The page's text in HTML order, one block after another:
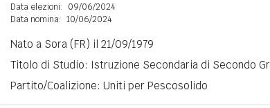
Data elezioni:
09/06/2024
Data nomina: 10/06/2024
Nato a Sora (FR) il 21/09/1979
Titolo di Studio: Istruzione Secondaria di Secondo
Partito/Coalizione: Uniti per Pescosolido